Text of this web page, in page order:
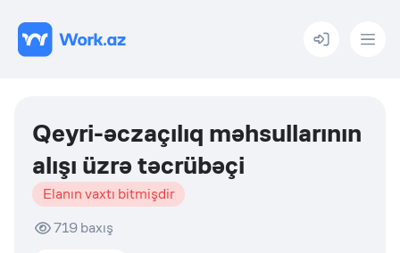
Menu
Qeyri-əczaçılıq məhsullarının
alışı üzrə təcrübəçi
Elanın vaxtı bitmişdir
719baxış